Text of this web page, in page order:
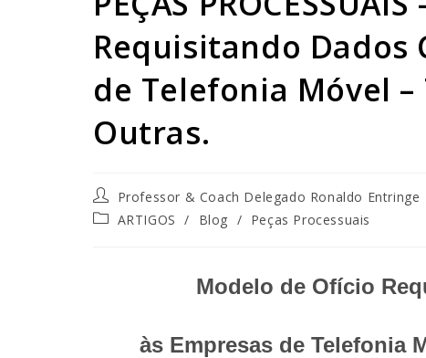
Requisitando Dados
de Telefonia Móvel –
Outras.
Professor & Coach Delegado Ronaldo Entringe
ARTIGOS
/ Blog / Peças Processuais
Modelo de Ofício
às Empresas de Telefonia